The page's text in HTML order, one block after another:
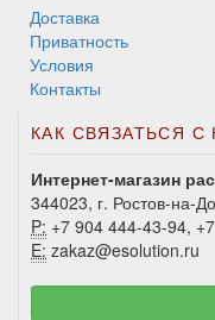
Доставка
Приватность
Условия
Контакты
КАК СВЯЗАТЬСЯ С
Интернет-магазин
344023, г. Ростов-на-
P: +7 904 444-43-94,
E: zakaz@esolution.ru